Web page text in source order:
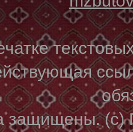
защищены. (с)